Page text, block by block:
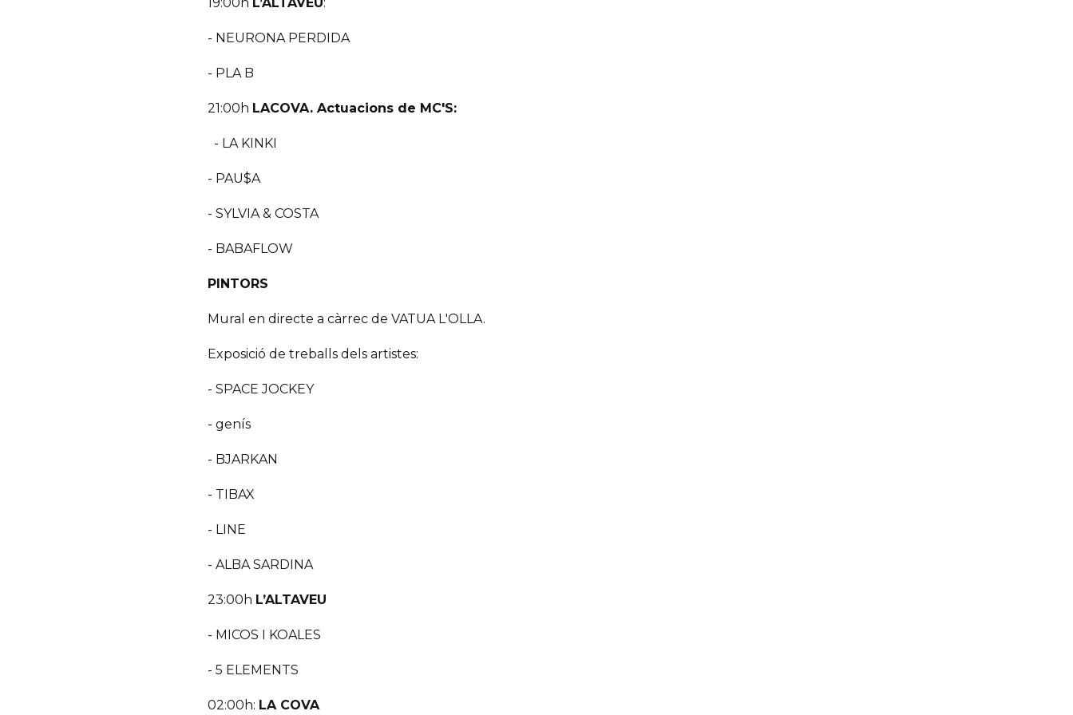
19:00h L’ALTAVEU:
- NEURONA PERDIDA
- PLA B
21:00h LACOVA. Actuacions de MC'S:
- LA KINKI
- PAU$A
- SYLVIA & COSTA
- BABAFLOW
PINTORS
Mural en directe a càrrec de VATUA L'OLLA.
Exposició de treballs dels artistes:
- SPACE JOCKEY
- genís
- BJARKAN
- TIBAX
- LINE
- ALBA SARDINA
23:00h L’ALTAVEU
- MICOS I KOALES
- 5 ELEMENTS
02:00h: LA COVA